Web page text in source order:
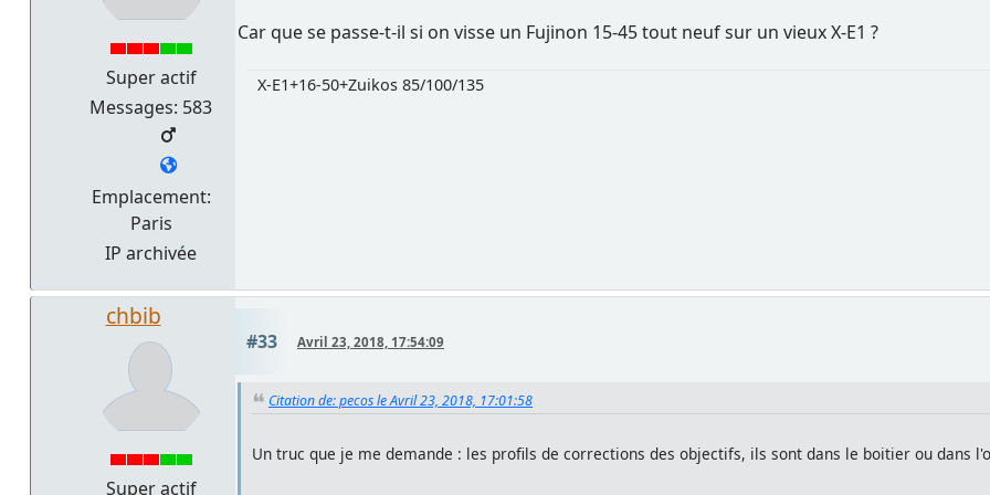
Super actif
Messages: 583
Emplacement:
Paris
IP archivée
Car que se passe-t-il si on visse un Fujinon 15-45 tout neuf sur un vieux X-E1 ?
X-E1+16-50+Zuikos 85/100/135
chbib
Super actif
#33 Avril 23, 2018, 17:54:09
Citation de: pecos le Avril 23, 2018, 17:01:58
Un truc que je me demande : les profils de corrections des objectifs, ils sont dans le boitier ou dans